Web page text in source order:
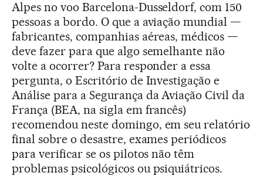
Alpes no voo Barcelona-Dusseldorf, com 150
pessoas a bordo. O que a aviação mundial —
fabricantes, companhias aéreas, médicos —
deve fazer para que algo semelhante não
volte a ocorrer? Para responder a essa
pergunta, o Escritório de Investigação e
Análise para a Segurança da Aviação Civil da
França (BEA, na sigla em francês)
recomendou neste domingo, em seu relatório
final sobre o desastre, exames periódicos
para verificar se os pilotos não têm
problemas psicológicos ou psiquiátricos.